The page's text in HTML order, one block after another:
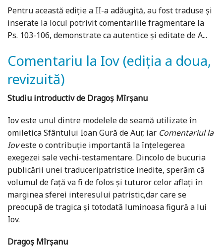
Pentru această ediție a II-a adăugită, au fost traduse și
inserate la locul potrivit comentariile fragmentare la
Ps. 103-106, demonstrate ca autentice și editate de A...
Comentariu la Iov (ediția a doua,
revizuită)
Studiu introductiv de Dragoș Mîrșanu
Iov este unul dintre modelele de seamă utilizate în
omiletica Sfântului Ioan Gură de Aur, iar Comentariul la
Ioveste o contribuție importantă la înțelegerea
exegezei sale vechi-testamentare. Dincolo de bucuria
publicării unei traduceripatristice inedite, sperăm că
volumul de față va fi de folos și tuturor celor aflați în
marginea sferei interesului patristic,dar care se
preocupă de tragica și totodată luminoasa figură a lui
Iov.
Dragoș Mîrșanu